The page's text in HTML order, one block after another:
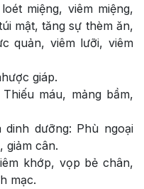
miệng, viêm miệng,
mật, tăng sự thèm ăn,
quản, viêm lưỡi, viêm
giáp.
máu, mảng bầm,
dưỡng: Phù ngoại
giảm cân.
khớp, vọp bẻ chân,
mạc.